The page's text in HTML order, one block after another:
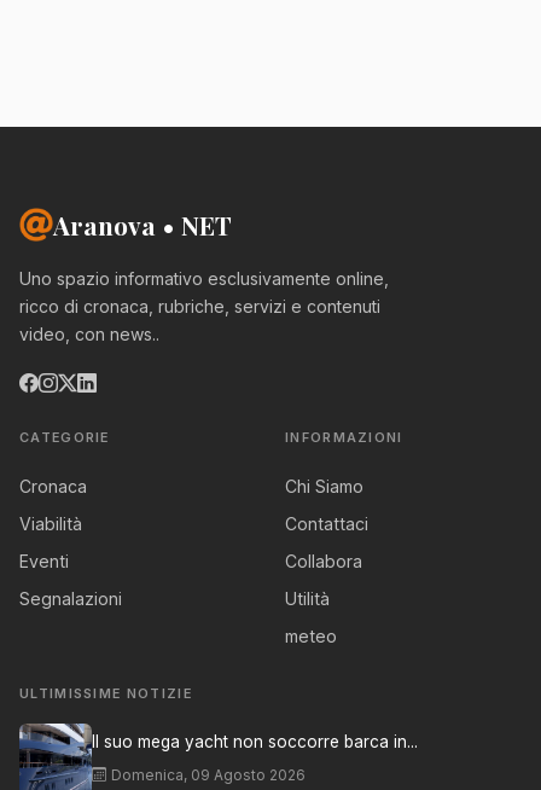
Aranova • NET
Uno spazio informativo esclusivamente online,
ricco di cronaca, rubriche, servizi e contenuti
video, con news..
CATEGORIE
Cronaca
Viabilità
Eventi
Segnalazioni
INFORMAZIONI
Chi Siamo
Contattaci
Collabora
Utilità
meteo
ULTIMISSIME NOTIZIE
Il suo mega yacht non soccorre barca in...
Domenica, 09 Agosto 2026